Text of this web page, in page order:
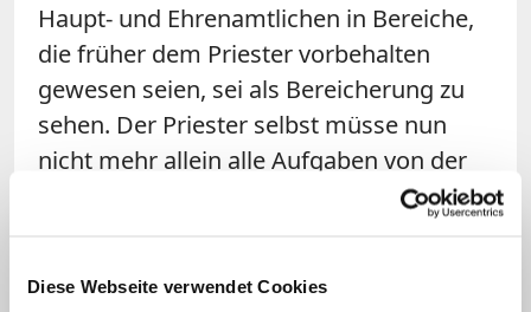
Diese Webseite verwendet Cookies
Haupt- und Ehrenamtlichen in Bereiche,
die früher dem Priester vorbehalten
gewesen seien, sei als Bereicherung zu
sehen. Der Priester selbst müsse nun
nicht mehr allein alle Aufgaben von der
Verwaltung über den Schulunterricht bis
Zudem riefWürtzPriester zum "Dienst an